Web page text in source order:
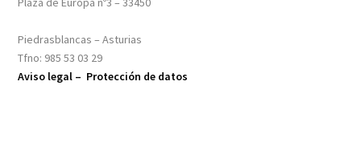
Piedrasblancas – Asturias
Tfno: 985 53 03 29
Aviso legal – Protección de datos